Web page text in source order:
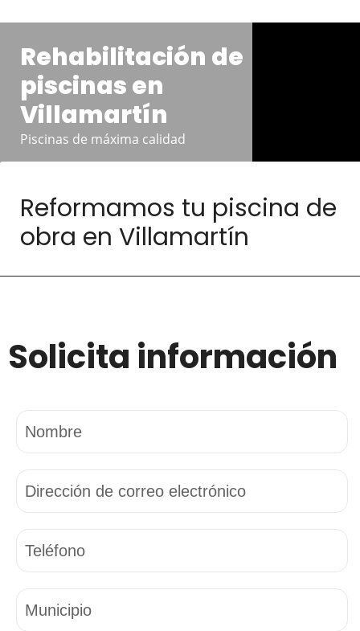
Rehabilitación de
piscinas en
Villamartín
Piscinas de máxima calidad
Reformamos tu piscina de
obra en Villamartín
Solicita información